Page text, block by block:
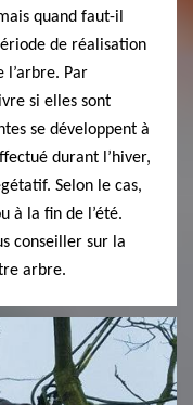
quand faut-il
de réalisation
l’arbre. Par
si elles sont
se développent à
durant l’hiver,
Selon le cas,
à la fin de l’été.
conseiller sur la
arbre.